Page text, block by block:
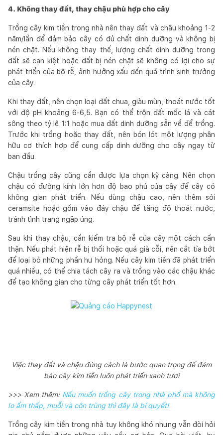
4. Không thay đất, thay chậu phù hợp cho cây
Trồng cây kim tiền trong nhà nên thay đất và chậu khoảng 1-2
năm/lần để đảm bảo cây có đủ chất dinh dưỡng và không bị
nén chặt. Nếu không thay thế, lượng chất dinh dưỡng trong
đất sẽ cạn kiệt hoặc đất bị nén chặt sẽ không có lợi cho sự
phát triển của bộ rễ, ảnh hưởng xấu đến quá trình sinh trưởng
của cây.
Khi thay đất, nên chọn loại đất chua, giàu mùn, thoát nước tốt
với độ pH khoảng 6-6,5. Bạn có thể trộn đất mốc lá và cát
sông theo tỷ lệ 1:1 hoặc mua đất dinh dưỡng sẵn về để trồng.
Trước khi trồng hoặc thay đất, nên bón lót một lượng phân
hữu cơ thích hợp để cung cấp dinh dưỡng cho cây ngay từ
ban đầu.
Chậu trồng cây cũng cần được lựa chọn kỹ càng. Nên chọn
chậu có đường kính lớn hơn độ bao phủ của cây để cây có
không gian phát triển. Nếu dùng chậu cao, nên thêm sỏi
ceramsite hoặc gốm vào đáy chậu để tăng độ thoát nước,
tránh tình trạng ngập úng.
Sau khi thay chậu, cần kiểm tra bộ rễ của cây một cách cẩn
thận. Nếu phát hiện rễ bị thối hoặc quá già cỗi, nên cắt tỉa bớt
để loại bỏ những phần hư hỏng. Nếu cây kim tiền đã phát triển
quá nhiều, có thể chia tách cây ra và trồng vào các chậu khác
để tạo không gian cho từng cây phát triển tốt hơn.
Việc thay đất và chậu đúng cách là bước quan trọng để đảm
bảo cây kim tiền luôn phát triển xanh tươi
>>> Xem thêm: Nếu muốn trồng cây trong nhà phố mà không
lo ẩm thấp, muỗi và côn trùng thì đây là bí quyết!
Trồng cây kim tiền trong nhà tuy không khó nhưng vẫn đòi hỏi